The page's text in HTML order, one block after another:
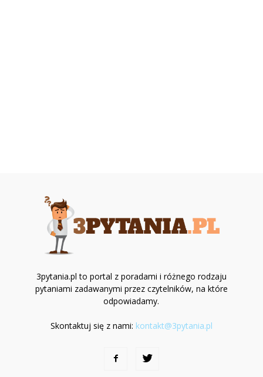
3pytania.pl to portal z poradami i różnego rodzaju
pytaniami zadawanymi przez czytelników, na które
odpowiadamy.
Skontaktuj się z nami: kontakt@3pytania.pl